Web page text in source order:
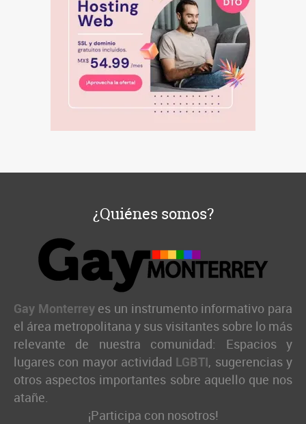
¿Quiénes somos?
Gay Monterreyes un instrumento informativo para
el área metropolitana y sus visitantes sobre lo más
relevante de nuestra comunidad: Espacios y
lugares con mayor actividad LGBTI, sugerencias y
otros aspectos importantes sobre aquello que nos
atañe.
¡Participa con nosotros!